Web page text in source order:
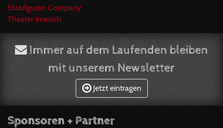
Stabfiguren Company
Theater Irrwisch
Immer auf dem Laufenden bleiben
mit unserem Newsletter
Jetzt eintragen
Sponsoren + Partner